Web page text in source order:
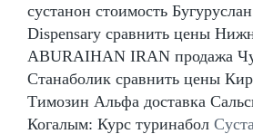
сустанон стоимость
Dispensary сравнить цены
ABURAIHAN IRAN продажа
Станаболик сравнить цены
Tимозин Альфа доставка
Когалым: Курс туринабол